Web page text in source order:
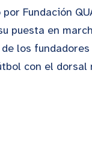
Fundación
puesta en
los
con el dorsal